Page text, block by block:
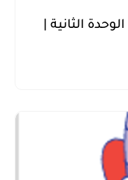
الثانية |